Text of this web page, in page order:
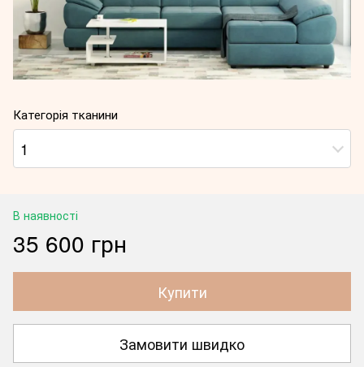
Категорія тканини
1
В наявності
35 600 грн
Купити
Замовити швидко